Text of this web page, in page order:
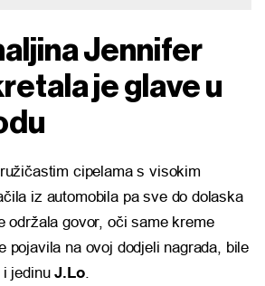
Jennifer
je glave u
cipelama s visokim
iz automobila pa sve do dolaska
održala govor, oči same kreme
pojavila na ovoj dodjeli nagrada, bile
i jedinuJ.Lo.